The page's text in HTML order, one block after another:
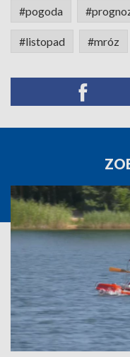
#pogoda
#listopad #mróz